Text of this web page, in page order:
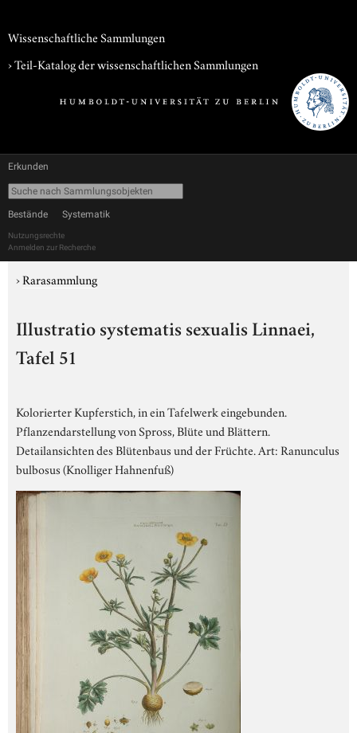
Wissenschaftliche Sammlungen
› Teil-Katalog der wissenschaftlichen Sammlungen
Erkunden
Bestände Systematik
Nutzungsrechte
Anmelden zur Recherche
›Rarasammlung
Illustratio systematis sexualis Linnaei,
Tafel 51
Kolorierter Kupferstich, in ein Tafelwerk eingebunden.
Pflanzendarstellung von Spross, Blüte und Blättern.
Detailansichten des Blütenbaus und der Früchte. Art: Ranunculus
bulbosus (Knolliger Hahnenfuß)